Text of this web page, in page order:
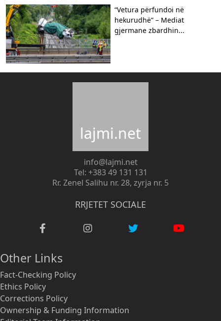
“Vetura përfundoi në
hekurudhë” – Mediat
gjermane zbardhin...
lajmi.net
info@lajmi.net
Tel: +383 49 131 131
Rr. Zenel Salihu nr. 28, zyrja nr. 5
RRJETET SOCIALE
Other Links
Fact-Checking Policy
Ethics Policy
Corrections Policy
Ownership & Funding Information